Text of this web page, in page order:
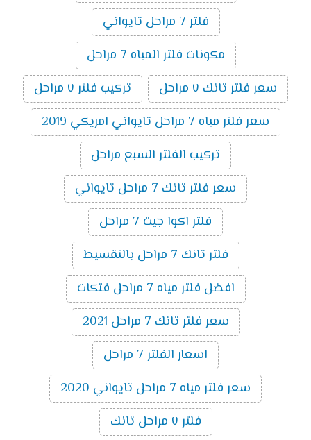
فلتر 7 مراحل تايواني
مكونات فلتر المياه 7 مراحل
سعر فلتر تانك ٧ مراحل
تركيب فلتر ٧ مراحل
سعر فلتر مياه 7 مراحل تايواني امريكي 2019
تركيب الفلتر السبع مراحل
سعر فلتر تانك 7 مراحل تايواني
فلتر اكوا جيت 7 مراحل
فلتر تانك 7 مراحل بالتقسيط
افضل فلتر مياه 7 مراحل فتكات
سعر فلتر تانك 7 مراحل 2021
اسعار الفلتر 7 مراحل
سعر فلتر مياه 7 مراحل تايواني 2020
فلتر ٧ مراحل تانك